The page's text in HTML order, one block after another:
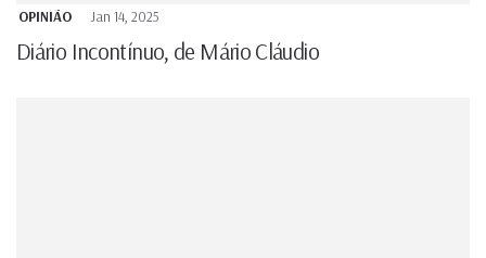
OPINIÃO Jan 14, 2025
Diário Incontínuo, de Mário Cláudio